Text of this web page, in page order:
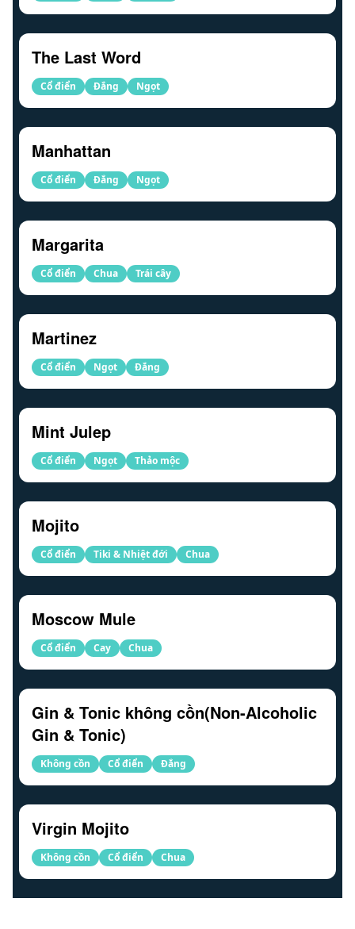
The Last Word
Cổ điển Đắng Ngọt
Manhattan
Cổ điển Đắng Ngọt
Margarita
Cổ điển Chua Trái cây
Martinez
Cổ điển Ngọt Đắng
Mint Julep
Cổ điển Ngọt Thảo mộc
Mojito
Cổ điển Tiki & Nhiệt đới Chua
Moscow Mule
Cổ điển Cay Chua
Gin & Tonic không cồn(Non-Alcoholic
Gin & Tonic)
Không cồn Cổ điển Đắng
Virgin Mojito
Không cồn Cổ điển Chua